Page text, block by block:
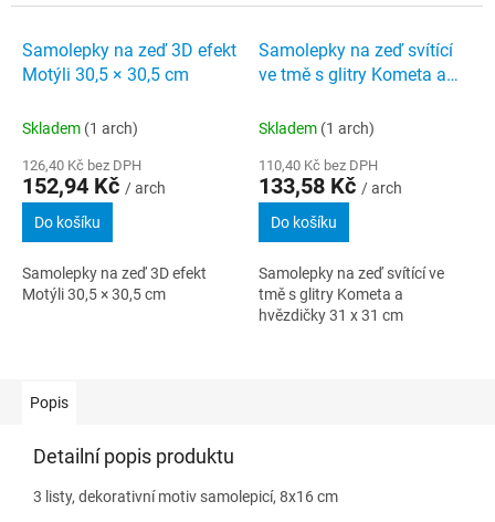
Samolepky na zeď 3D efekt
Motýli 30,5 × 30,5 cm
Skladem (1 arch)
126,40 Kč bez DPH
152,94 Kč / arch
Do košíku
Samolepky na zeď 3D efekt
Motýli 30,5 × 30,5 cm
Samolepky na zeď svítící
ve tmě s glitry Kometa a
Skladem (1 arch)
110,40 Kč bez DPH
133,58 Kč / arch
Do košíku
Samolepky na zeď svítící ve
tmě s glitry Kometa a
hvězdičky 31 x 31 cm
Popis
Detailní popis produktu
3 listy, dekorativní motiv samolepicí, 8x16 cm